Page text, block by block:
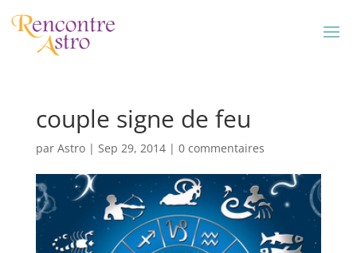
couple signe de feu
par Astro| Sep 29, 2014| 0 commentaires